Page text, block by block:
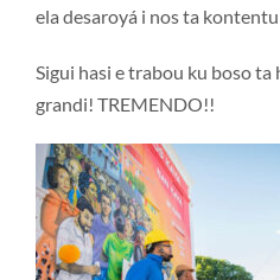
ela desaroyá i nos ta
Sigui hasi e trabou ku boso ta
grandi! TREMENDO!!